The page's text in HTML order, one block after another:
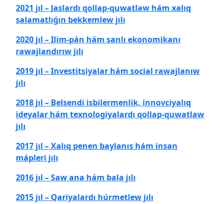
2021 jıl – Jaslardı qollap-quwatlaw hám xalıq
salamatlıǵın bekkemlew jılı
2020 jıl – Ilim-pán hám sanlı ekonomikanı
rawajlandırıw jılı
2019 jıl – Investitsiyalar hám social rawajlanıw
jılı
2018 jıl – Belsendi isbilermenlik, innovciyalıq
ideyalar hám texnologiyalardı qollap-quwatlaw
jılı
2017 jıl – Xalıq penen baylanıs hám insan
mápleri jılı
2016 jıl – Saw ana hám bala jılı
2015 jıl – Qariyalardı húrmetlew jılı